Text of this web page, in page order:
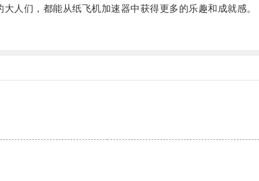
们，都能从纸飞机加速器中获得更多的乐趣和成就感。